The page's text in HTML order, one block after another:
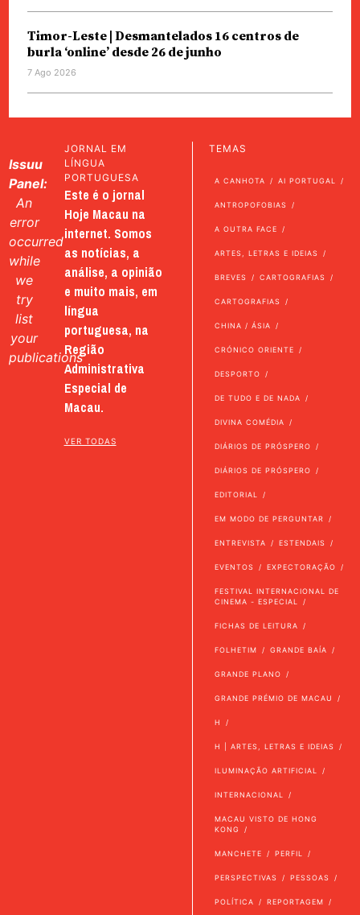
Timor-Leste | Desmantelados 16 centros de
burla ‘online’ desde 26 de junho
7 Ago 2026
Issuu
Panel:
An
error
occurred
while
we
try
list
your
publications
JORNAL EM
LÍNGUA
PORTUGUESA
Este é o jornal
Hoje Macau na
internet. Somos
as notícias, a
análise, a opinião
e muito mais, em
língua
portuguesa, na
Região
Administrativa
Especial de
Macau.
VER TODAS
TEMAS
A CANHOTA AI PORTUGAL
ANTROPOFOBIAS
A OUTRA FACE
ARTES, LETRAS E IDEIAS
BREVES CARTOGRAFIAS
CARTOGRAFIAS
CHINA / ÁSIA
CRÓNICO ORIENTE
DESPORTO
DE TUDO E DE NADA
DIVINA COMÉDIA
DIÁRIOS DE PRÓSPERO
DIÁRIOS DE PRÓSPERO
EDITORIAL
EM MODO DE PERGUNTAR
ENTREVISTA ESTENDAIS
EVENTOS EXPECTORAÇÃO
FESTIVAL INTERNACIONAL DE
CINEMA - ESPECIAL
FICHAS DE LEITURA
FOLHETIM GRANDE BAÍA
GRANDE PLANO
GRANDE PRÉMIO DE MACAU
H
H | ARTES, LETRAS E IDEIAS
ILUMINAÇÃO ARTIFICIAL
INTERNACIONAL
MACAU VISTO DE HONG
KONG
MANCHETE PERFIL
PERSPECTIVAS PESSOAS
POLÍTICA REPORTAGEM